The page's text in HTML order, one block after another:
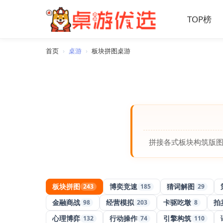
TOP榜
首页 › 桌游 › 板块拼图桌游
拼接各式板块构筑版
板块拼图 243 博奕竞速 185 猜词解图 29
金融商战 98 经营模拟 203 卡驱吃墩 8
拍
心理博弈 132 行动操作 74 引擎构筑 110